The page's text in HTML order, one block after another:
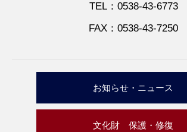
TEL：0538-43-6773
FAX：0538-43-7250
お知らせ・ニュース
文化財 保護・修復